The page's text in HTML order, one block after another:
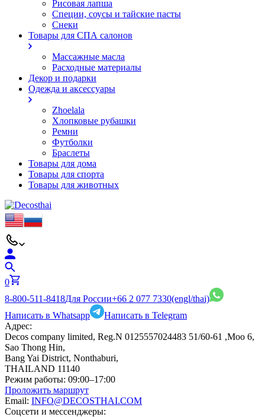
Рисовая лапша
Специи, соусы и тайские пасты
Снеки
Товары для СПА салонов
Массажные масла
Расходные материалы
Декор и подарки
Одежда и аксессуары
Zhoelala
Хлопковые рубашки
Ремни
Футболки
Браслеты
Товары для дома
Товары для спорта
Товары для животных
0
8-800-511-8418Для России+66 2 077 7330(engl/thai)
Написать в Whatsapp
Написать в Telegram
Адрес:
Decos company limited, Reg.N 0125557024483 51/60-61 ,Moo 6,
Sao Thong Hin,
Bang Yai District, Nonthaburi,
THAILAND 11140
Режим работы: 09:00–17:00
Проложить маршрут
Email: INFO@DECOSTHAI.COM
Соцсети и мессенджеры: